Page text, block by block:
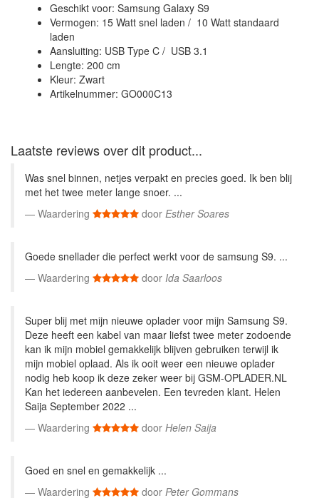
Geschikt voor: Samsung Galaxy S9
Vermogen: 15 Watt snel laden / 10 Watt standaard
laden
Aansluiting: USB Type C / USB 3.1
Lengte: 200 cm
Kleur: Zwart
Artikelnummer: GO000C13
Laatste reviews over dit product...
Was snel binnen, netjes verpakt en precies goed. Ik ben blij
met het twee meter lange snoer. ...
Waardering
door Esther Soares
Goede snellader die perfect werkt voor de samsung S9. ...
Waardering
door Ida Saarloos
Super blij met mijn nieuwe oplader voor mijn Samsung S9.
Deze heeft een kabel van maar liefst twee meter zodoende
kan ik mijn mobiel gemakkelijk blijven gebruiken terwijl ik
mijn mobiel oplaad. Als ik ooit weer een nieuwe oplader
nodig heb koop ik deze zeker weer bij GSM-OPLADER.NL
Kan het iedereen aanbevelen. Een tevreden klant. Helen
Saija September 2022 ...
Waardering
door Helen Saija
Goed en snel en gemakkelijk ...
Waardering
door Peter Gommans